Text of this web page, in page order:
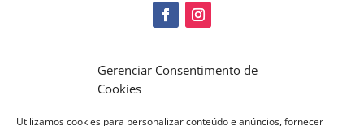
Gerenciar Consentimento de
Cookies
Utilizamos cookies para personalizar conteúdo e anúncios, fornecer
Politica de Cookies